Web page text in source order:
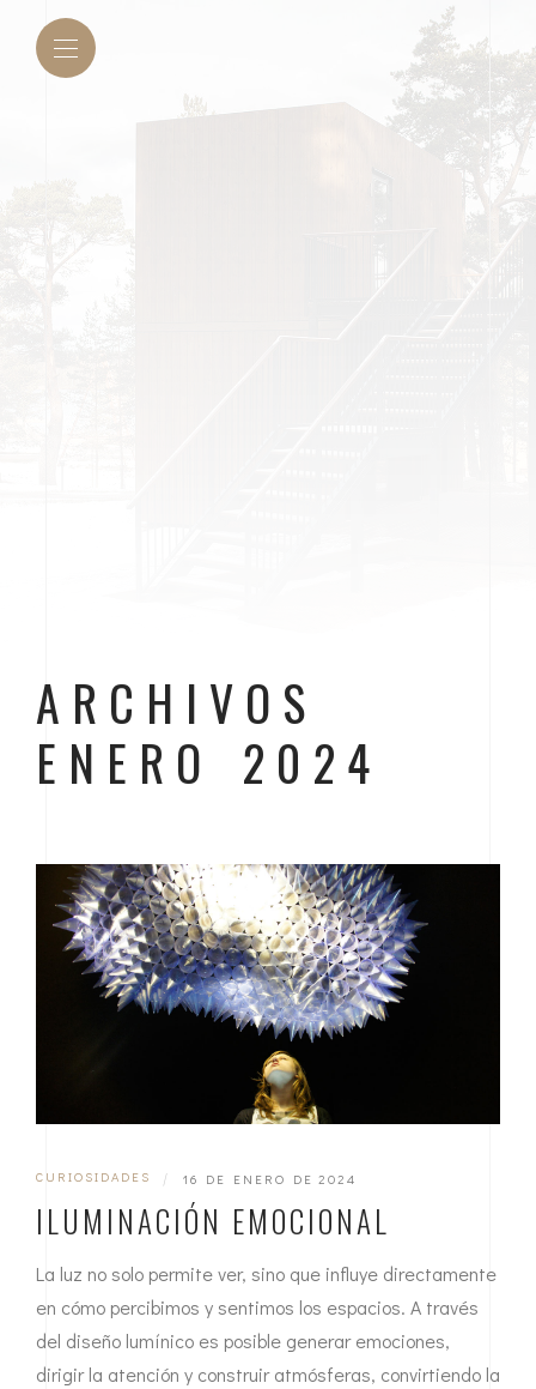
ARCHIVOS
ENERO 2024
CURIOSIDADES | 16 DE ENERO DE 2024
ILUMINACIÓN EMOCIONAL
La luz no solo permite ver, sino que influye directamente
en cómo percibimos y sentimos los espacios. A través
del diseño lumínico es posible generar emociones,
dirigir la atención y construir atmósferas, convirtiendo la